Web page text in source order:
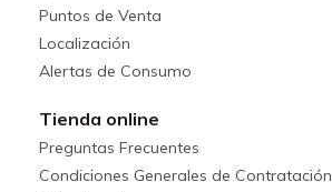
Puntos de Venta
Localización
Alertas de Consumo
Tienda online
Preguntas Frecuentes
Condiciones Generales de Contratación